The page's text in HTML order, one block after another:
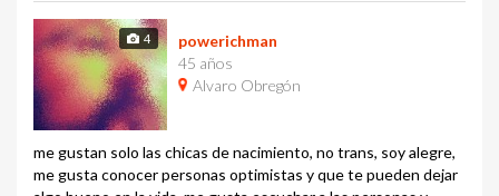
4
powerichman
45 años
Alvaro Obregón
me gustan solo las chicas de nacimiento, no trans, soy alegre,
me gusta conocer personas optimistas y que te pueden dejar